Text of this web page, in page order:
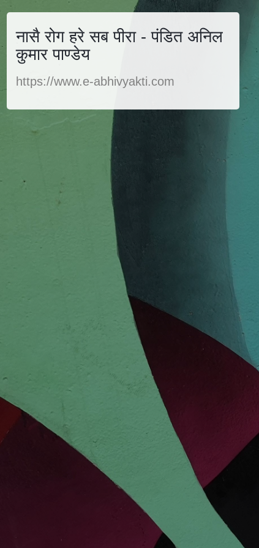
नासै रोग हरे सब पीरा - पंडित अनिल
कुमार पाण्डेय
https://www.e-abhivyakti.com